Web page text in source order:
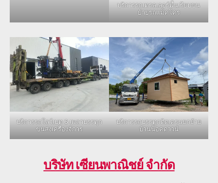
บริการรถเทรลเลอร์พื้นเรียบขน
ย้ายรถเเม็คโคร
บริการรถโลว์เบท 6 เพลาบรรทุก
ขนส่งเครื่องจัการ
บริการรถบรรทุกติดเครนยกย้าย
บ้านน็อคดาวน์
บริษัท เซียนพาณิชย์ จำกัด